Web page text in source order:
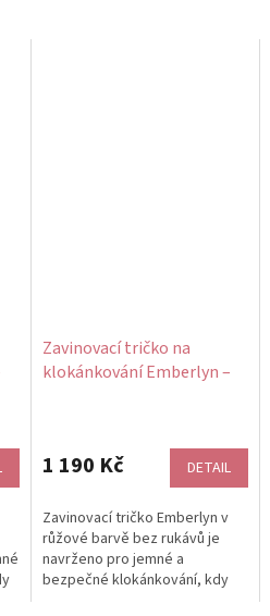
Zavinovací tričko na
klokánkování Emberlyn –
1 190 Kč DETAIL
Zavinovací tričko Emberlyn v
růžové barvě bez rukávů je
navrženo pro jemné a
bezpečné klokánkování, kdy